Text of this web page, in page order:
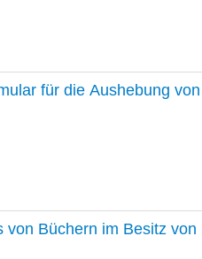
für die Aushebung
von Büchern im Besitz